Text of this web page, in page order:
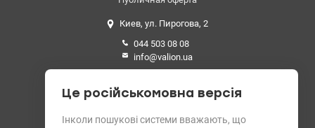
Киев, ул. Пирогова, 2
044 503 08 08
info@valion.ua
Це російськомовна версія
Інколи пошукові системи вважають, що